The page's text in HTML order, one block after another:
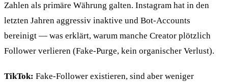
Zahlen als primäre Währung galten. Instagram hat in den
letzten Jahren aggressiv inaktive und Bot-Accounts
bereinigt — was erklärt, warum manche Creator plötzlich
Follower verlieren (Fake-Purge, kein organischer Verlust).
TikTok: Fake-Follower existieren, sind aber weniger